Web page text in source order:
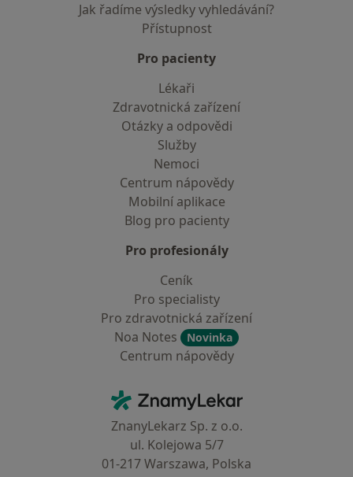
Jak řadíme výsledky vyhledávání?
Přístupnost
Pro pacienty
Lékaři
Zdravotnická zařízení
Otázky a odpovědi
Služby
Nemoci
Centrum nápovědy
Mobilní aplikace
Blog pro pacienty
Pro profesionály
Ceník
Pro specialisty
Pro zdravotnická zařízení
Noa Notes
Novinka
Centrum nápovědy
ZnamyLekar - Hlavní stránka
ZnanyLekarz Sp. z o.o.
ul. Kolejowa 5/7
01-217 Warszawa, Polska